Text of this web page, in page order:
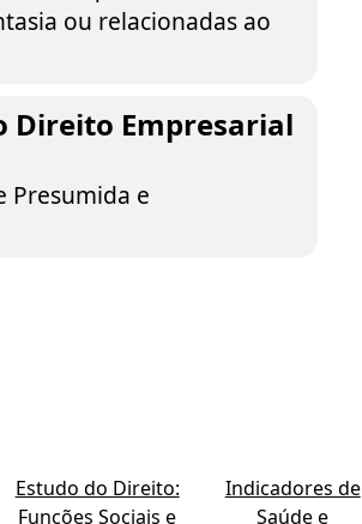
ou relacionadas ao
Direito Empresarial
Presumida e
Estudo do Direito:
Funções Sociais e
Indicadores de
Saúde e